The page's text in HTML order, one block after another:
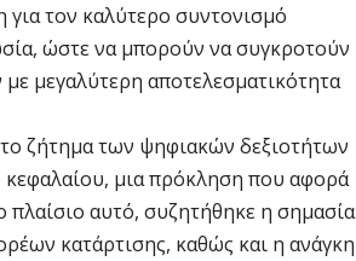
τον καλύτερο συντονισμό
ώστε να μπορούν να συγκροτούν
μεγαλύτερη αποτελεσματικότητα
ζήτημα των ψηφιακών δεξιοτήτων
κεφαλαίου, μια πρόκληση που αφορά
αυτό, συζητήθηκε η σημασία
κατάρτισης, καθώς και η ανάγκη